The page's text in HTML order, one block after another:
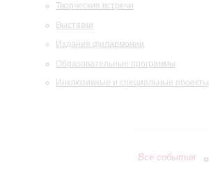
Творческие встречи
Выставки
Издания филармонии
Образовательные программы
Инклюзивные и специальные проекты
Все события